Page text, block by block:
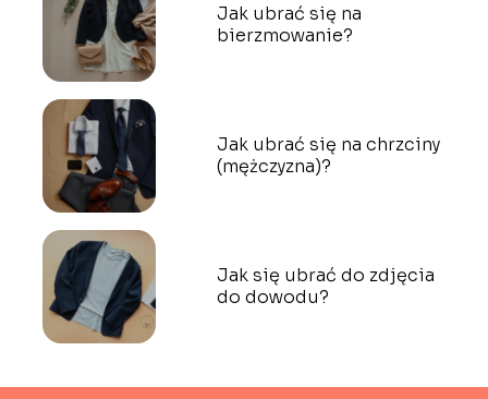
Jak ubrać się na
bierzmowanie?
Jak ubrać się na chrzciny
(mężczyzna)?
Jak się ubrać do zdjęcia
do dowodu?